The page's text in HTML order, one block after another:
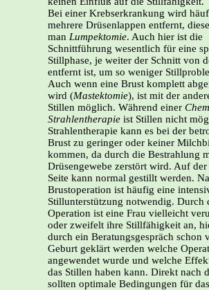
Bei einer Krebserkrankung wird
mehrere Drüsenlappen entfernt,
man Lumpektomie. Auch hier ist die
Schnittführung wesentlich für eine
Stillphase, je weiter der Schnitt von
entfernt ist, um so weniger
Auch wenn eine Brust komplett
wird (Mastektomie), ist mit der
Stillen möglich. Während einer
Strahlentherapie ist Stillen nicht
Strahlentherapie kann es bei der
Brust zu geringer oder keiner
kommen, da durch die Bestrahlung
Drüsengewebe zerstört wird. Auf der
Seite kann normal gestillt werden.
Brustoperation ist häufig eine
Stillunterstützung notwendig. Durch
Operation ist eine Frau vielleicht
oder zweifelt ihre Stillfähigkeit an,
durch ein Beratungsgespräch schon
Geburt geklärt werden welche
angewendet wurde und welche
das Stillen haben kann. Direkt nach
sollten optimale Bedingungen für das